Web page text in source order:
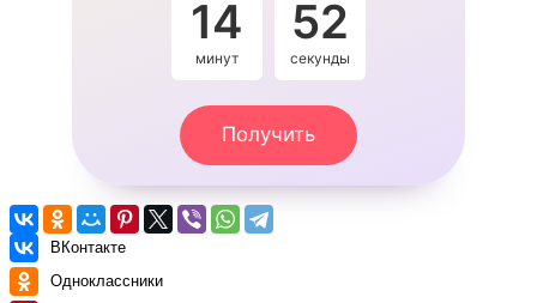
14
минут
52
секунды
Получить
ВКонтакте
Одноклассники